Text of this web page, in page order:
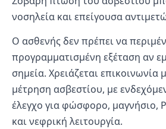
νοσηλεία και επείγουσα
Ο ασθενής δεν πρέπει να
προγραμματισμένη εξέταση αν
σημεία. Χρειάζεται επικοινωνία
μέτρηση ασβεστίου, με
έλεγχο για φώσφορο, μαγνήσιο,
και νεφρική λειτουργία.